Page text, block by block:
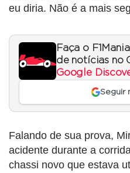
eu diria. Não é a mais
Faça o
de notícias no
Google
Seguir
Falando de sua prova,
acidente durante a
chassi novo que estava